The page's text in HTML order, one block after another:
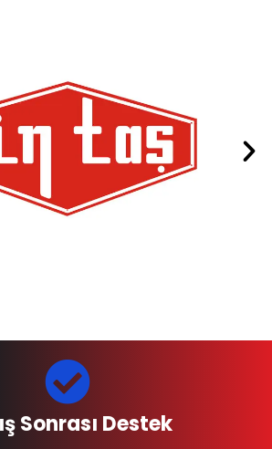
Sonrası Destek